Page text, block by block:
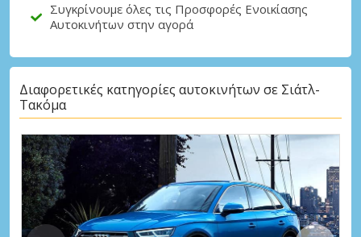
Συγκρίνουμε όλες τις Προσφορές Ενοικίασης
Αυτοκινήτων στην αγορά
Διαφορετικές κατηγορίες αυτοκινήτων σε Σιάτλ-
Τακόμα